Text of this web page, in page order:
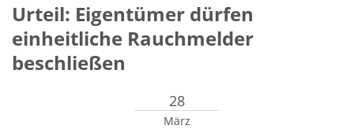
Urteil: Eigentümer dürfen
einheitliche Rauchmelder
beschließen
28
März